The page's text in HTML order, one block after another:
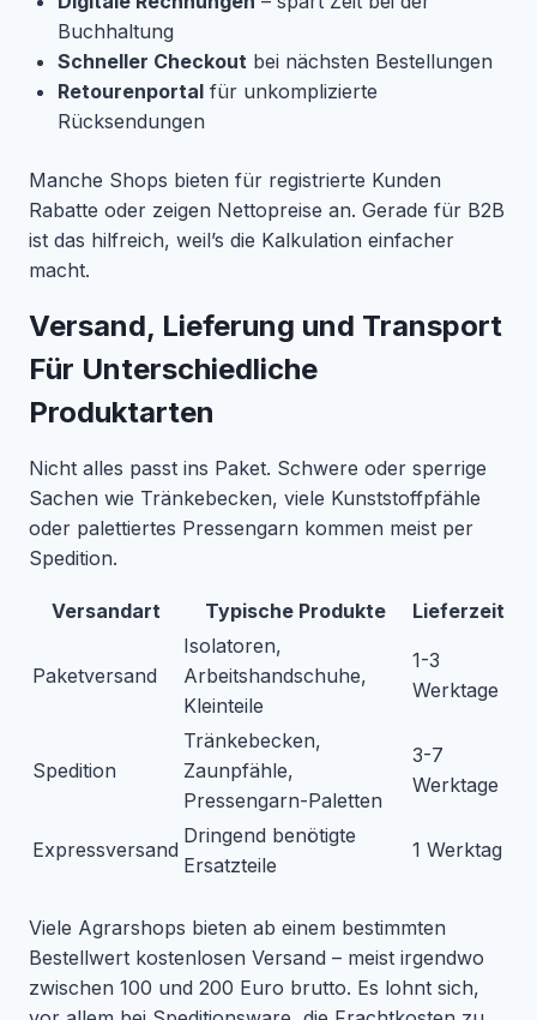
Buchhaltung
Schneller Checkout bei nächsten Bestellungen
Retourenportal für unkomplizierte
Rücksendungen
Manche Shops bieten für registrierte Kunden
Rabatte oder zeigen Nettopreise an. Gerade für B2B
ist das hilfreich, weil’s die Kalkulation einfacher
macht.
Versand, Lieferung und Transport
Für Unterschiedliche
Produktarten
Nicht alles passt ins Paket. Schwere oder sperrige
Sachen wie Tränkebecken, viele Kunststoffpfähle
oder palettiertes Pressengarn kommen meist per
Spedition.
Versandart Typische Produkte Lieferzeit
Paketversand
Isolatoren,
Arbeitshandschuhe,
Kleinteile
1-3
Werktage
Spedition
Tränkebecken,
Zaunpfähle,
Pressengarn-Paletten
3-7
Werktage
Expressversand
Dringend benötigte
Ersatzteile
1 Werktag
Viele Agrarshops bieten ab einem bestimmten
Bestellwert kostenlosen Versand – meist irgendwo
zwischen 100 und 200 Euro brutto. Es lohnt sich,